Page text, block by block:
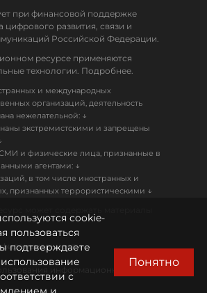
при финансовой поддержке
цифрового развития, связи и
Российской Федерации.
ресурсе применяются
технологии. Подробнее.
и международных
организаций, деятельность
нежелательной: ↓
экстремистскими и запрещены
и физические лица, признанные в
агентами: ↓
в том числе иностранных и
признанных террористическими ↓
информационных
cookie-
пользоваться
подтверждаете
с
Понятно